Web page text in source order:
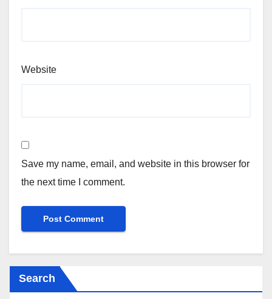
Website
Save my name, email, and website in this browser for
the next time I comment.
Search